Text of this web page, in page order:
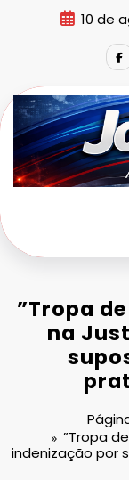
10 de
‎”Tropa
na
‎”Tropa
indenização por